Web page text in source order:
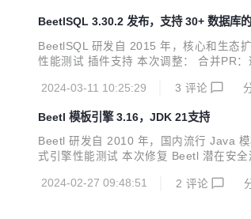
BeetlSQL 3.30.2 发布，支持 30+ 数据库
BeetlSQL 研发自 2015 年，核心和生态
性能测试 插件支持 本次调整： 合并PR
2024-03-11 10:25:29
3 评论
Beetl 模板引擎 3.16，JDK 21支持
Beetl 研发自 2010 年，国内流行 Java
式引擎性能测试 本次修复 Beetl 潜在安
2024-02-27 09:48:51
2 评论